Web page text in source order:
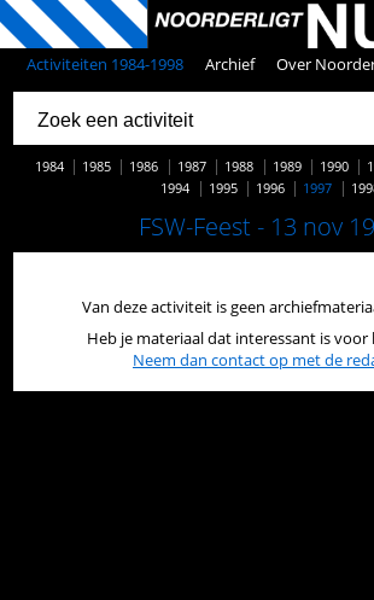
Activiteiten 1984-1998 Archief Over
1984 1985 1986 1987 1988 1989 1990
1994
1995 1996 1997
FSW-Feest - 13 nov
Van deze activiteit is geen
Heb je materiaal dat interessant is voor
Neem dan contact op met de